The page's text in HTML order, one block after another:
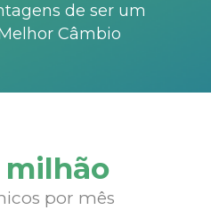
de ser um
Câmbio
milhão
por mês